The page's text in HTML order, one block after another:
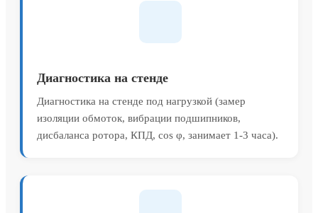
Диагностика на стенде
Диагностика на стенде под нагрузкой (замер
изоляции обмоток, вибрации подшипников,
дисбаланса ротора, КПД, cos φ, занимает 1-3 часа).